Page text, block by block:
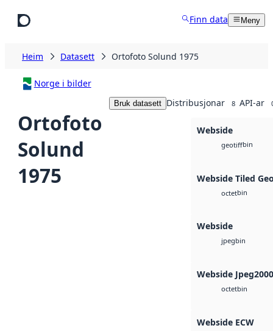
Finn data Meny
Heim Datasett Ortofoto Solund 1975
Norge i bilder
Ortofoto
Solund
1975
Bruk datasett Distribusjonar 8 API-ar
Webside
geotiffbin
Webside Tiled
octetbin
Webside
jpegbin
Webside Jpeg2000
octetbin
Webside ECW